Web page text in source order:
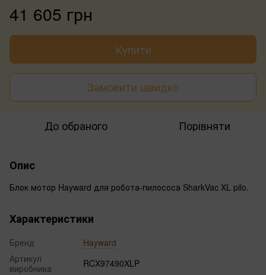
41 605 грн
Купити
Замовити швидко
До обраного Порівняти
Опис
Блок мотор Hayward для робота-пилососа SharkVac XL pilo.
Характеристики
Бренд
Hayward
Артикул
виробника
RCX97490XLP